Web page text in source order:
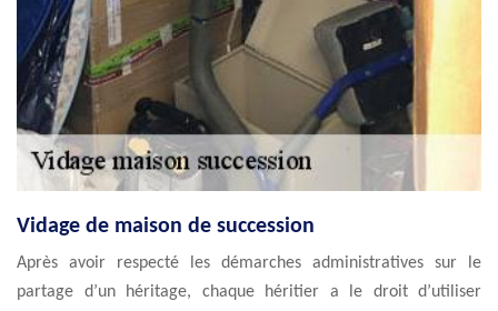
Vidage de maison de succession
Après avoir respecté les démarches administratives sur le
partage d’un héritage, chaque héritier a le droit d’utiliser